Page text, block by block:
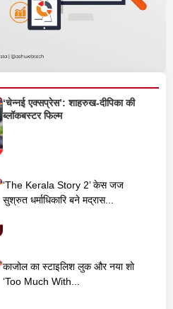
‘चेन्नई एक्सप्रेस’: शाहरुख-दीपिका की
ब्लॉकबस्टर फिल्म
‘The Kerala Story 2’ केस जज
सुश्रुत धर्माधिकारि बने मद्रास...
काजोल का स्टाइलिश लुक और नया शो
‘Too Much With...